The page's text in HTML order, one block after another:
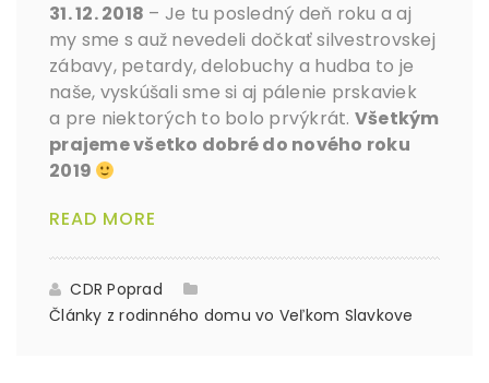
31. 12. 2018 – Je tu posledný deň roku a aj
my sme s auž nevedeli dočkať silvestrovskej
zábavy, petardy, delobuchy a hudba to je
naše, vyskúšali sme si aj pálenie prskaviek
a pre niektorých to bolo prvýkrát. Všetkým
prajeme všetko dobré do nového roku
2019
READ MORE
CDR Poprad
Články z rodinného domu vo Veľkom Slavkove